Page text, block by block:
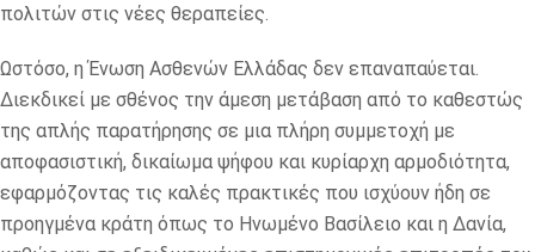
πολιτών στις νέες θεραπείες.
Ωστόσο, η Ένωση Ασθενών Ελλάδας δεν επαναπαύεται.
Διεκδικεί με σθένος την άμεση μετάβαση από το καθεστώς
της απλής παρατήρησης σε μια πλήρη συμμετοχή με
αποφασιστική, δικαίωμα ψήφου και κυρίαρχη αρμοδιότητα,
εφαρμόζοντας τις καλές πρακτικές που ισχύουν ήδη σε
προηγμένα κράτη όπως το Ηνωμένο Βασίλειο και η Δανία,